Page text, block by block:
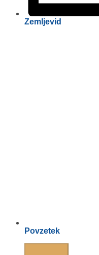
Zemljevid
Povzetek